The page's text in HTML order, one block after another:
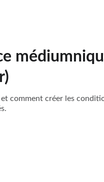
comment créer les